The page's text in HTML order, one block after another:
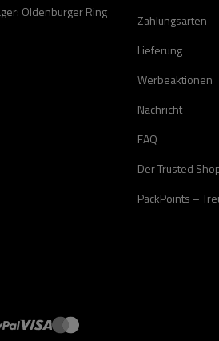
Oldenburger Ring
Zahlungsarten
Lieferung
Werbeaktionen
Nachricht
FAQ
Der Trusted
PackPoints –